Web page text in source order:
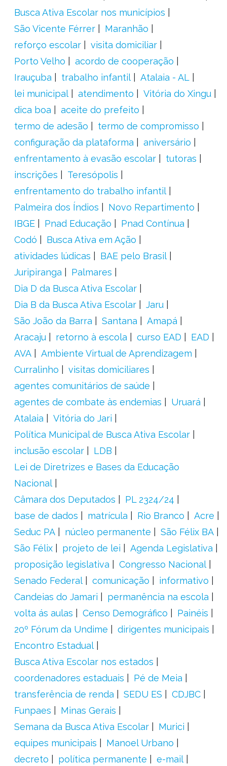
Busca Ativa Escolar nos municípios
São Vicente Férrer
Maranhão
reforço escolar
visita domiciliar
Porto Velho
acordo de cooperação
Irauçuba
trabalho infantil
Atalaia - AL
lei municipal
atendimento
Vitória do Xingu
dica boa
aceite do prefeito
termo de adesão
termo de compromisso
configuração da plataforma
aniversário
enfrentamento à evasão escolar
tutoras
inscrições
Teresópolis
enfrentamento do trabalho infantil
Palmeira dos Índios
Novo Repartimento
IBGE
Pnad Educação
Pnad Contínua
Codó
Busca Ativa em Ação
atividades lúdicas
BAE pelo Brasil
Juripiranga
Palmares
Dia D da Busca Ativa Escolar
Dia B da Busca Ativa Escolar
Jaru
São João da Barra
Santana
Amapá
Aracaju
retorno à escola curso EAD
EAD
AVA
Ambiente Virtual de Aprendizagem
Curralinho
visitas domiciliares
agentes comunitários de saúde
agentes de combate às endemias
Uruará
Atalaia
Vitória do Jari
Política Municipal de Busca Ativa Escolar
inclusão escolar
LDB
Lei de Diretrizes e Bases da Educação
Nacional
Câmara dos Deputados
PL 2324/24
base de dados
matrícula Rio Branco
Acre
Seduc PA
núcleo permanente
São Félix BA
São Félix
projeto de lei
Agenda Legislativa
proposição legislativa
Congresso Nacional
Senado Federal
comunicação
informativo
Candeias do Jamari
permanência na escola
volta ás aulas
Censo Demográfico
Painéis
20º Fórum da Undime
dirigentes municipais
Encontro Estadual
Busca Ativa Escolar nos estados
coordenadores estaduais
Pé de Meia
transferência de renda
SEDU ES
CDJBC
Funpaes
Minas Gerais
Semana da Busca Ativa Escolar
Murici
equipes municipais
Manoel Urbano
decreto
política permanente
e-mail